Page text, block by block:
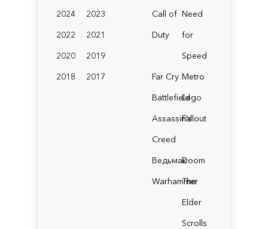
2024
2023
2022
2021
2020
2019
2018
2017
Call of
Duty
Need
for
Speed
Far Cry Metro
BattlefieldLego
Assassin's
Creed
Fallout
ВедьмакDoom
Warhammer
The
Elder
Scrolls